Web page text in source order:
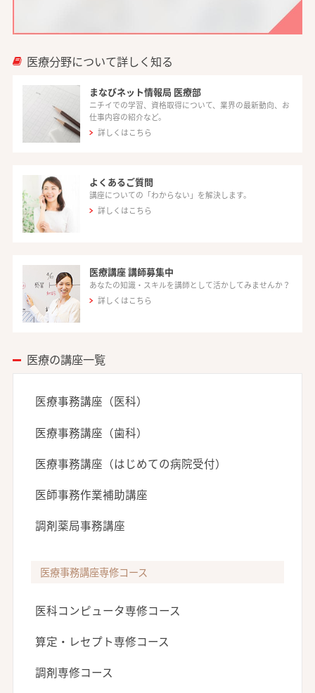
医療分野について詳しく知る
まなびネット情報局 医療部
ニチイでの学習、資格取得について、業界の最新動向、お
仕事内容の紹介など。
詳しくはこちら
よくあるご質問
講座についての「わからない」を解決します。
詳しくはこちら
医療講座 講師募集中
あなたの知識・スキルを講師として活かしてみませんか？
詳しくはこちら
医療の講座一覧
医療事務講座（医科）
医療事務講座（歯科）
医療事務講座（はじめての病院受付）
医師事務作業補助講座
調剤薬局事務講座
医療事務講座専修コース
医科コンピュータ専修コース
算定・レセプト専修コース
調剤専修コース